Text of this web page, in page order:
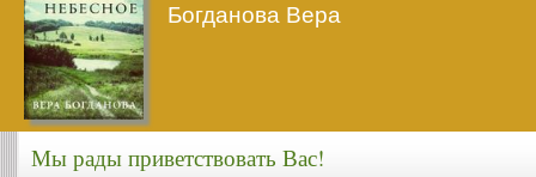
Богданова Вера
Мы рады приветствовать Вас!